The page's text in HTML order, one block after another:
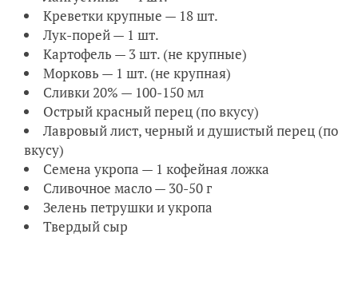
Креветки крупные — 18 шт.
Лук-порей — 1 шт.
Картофель — 3 шт. (не крупные)
Морковь — 1 шт. (не крупная)
Сливки 20% — 100-150 мл
Острый красный перец (по вкусу)
Лавровый лист, черный и душистый перец (по
вкусу)
Семена укропа — 1 кофейная ложка
Сливочное масло — 30-50 г
Зелень петрушки и укропа
Твердый сыр